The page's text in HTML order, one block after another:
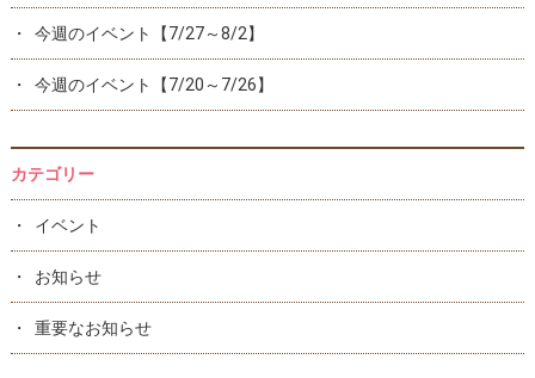
今週のイベント【7/27～8/2】
今週のイベント【7/20～7/26】
カテゴリー
イベント
お知らせ
重要なお知らせ